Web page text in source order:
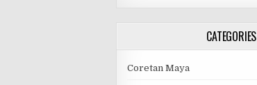
CATEGORIES
Coretan Maya